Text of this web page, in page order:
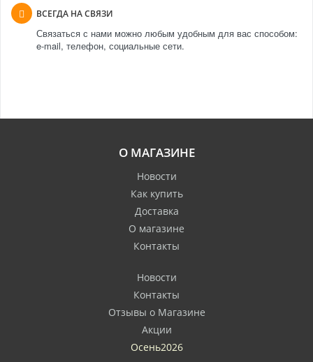
ВСЕГДА НА СВЯЗИ
Связаться с нами можно любым удобным для вас способом:
e-mail, телефон, социальные сети.
О МАГАЗИНЕ
Новости
Как купить
Доставка
О магазине
Контакты
Новости
Контакты
Отзывы о Магазине
Акции
Осень2026